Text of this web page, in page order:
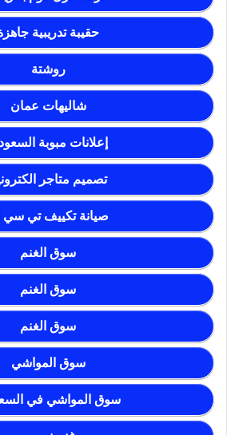
حقيبة تدريبية
روشتة
شاليهات عمان
إعلانات مبوبة
تصميم متاجر
صيانة تكييف تي سي
سوق الغنم
سوق الغنم
سوق الغنم
سوق المواشي
سوق المواشي في